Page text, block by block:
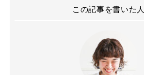
この記事を書いた人